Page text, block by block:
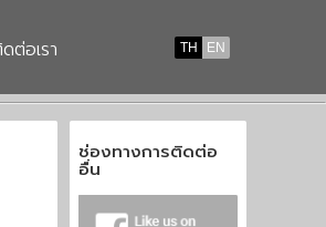
TH EN
ต่อเรา
ช่องทางการติดต่อ
อื่น